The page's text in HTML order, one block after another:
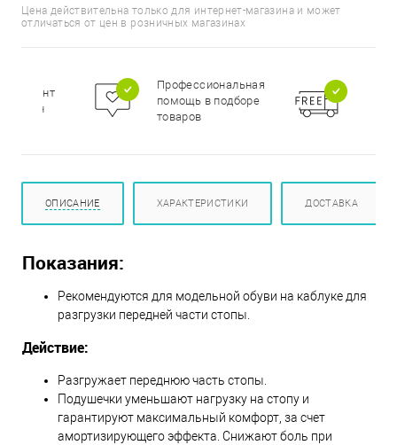
Цена действительна только для интернет-магазина и может
отличаться от цен в розничных магазинах
Профессиональная
помощь в подборе
товаров
ОПИСАНИЕ ХАРАКТЕРИСТИКИ ДОСТАВКА
Показания:
Рекомендуются для модельной обуви на каблуке для
разгрузки передней части стопы.
Действие:
Разгружает переднюю часть стопы.
Подушечки уменьшают нагрузку на стопу и
гарантируют максимальный комфорт, за счет
амортизирующего эффекта. Снижают боль при